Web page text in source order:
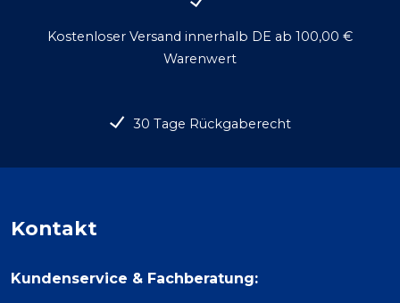
Kostenloser Versand innerhalb DE ab 100,00 €
Warenwert
30 Tage Rückgaberecht
Kontakt
Kundenservice & Fachberatung: